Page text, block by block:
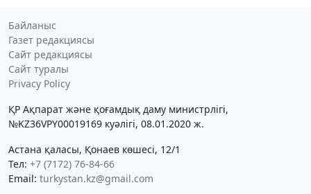
Байланыс
Газет редакциясы
Сайт редакциясы
Сайт туралы
Privacy Policy
ҚР Ақпарат және қоғамдық даму министрлігі,
№KZ36VPY00019169 куәлігі, 08.01.2020 ж.
Астана қаласы, Қонаев көшесі, 12/1
Тел: +7 (7172) 76-84-66
Email: turkystan.kz@gmail.com